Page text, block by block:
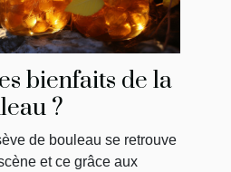
bienfaits de la
?
de bouleau se retrouve
et ce grâce aux